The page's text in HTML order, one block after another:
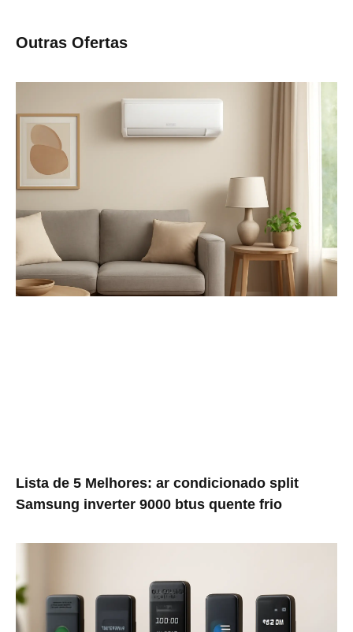
Outras Ofertas
Lista de 5 Melhores: ar condicionado split
Samsung inverter 9000 btus quente frio